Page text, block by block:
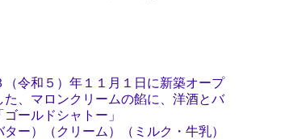
令和５）年１１月１日に新築オープ
、マロンクリームの餡に、洋酒とバ
ールドシャトー」
ー）（クリーム）（ミルク・牛乳）